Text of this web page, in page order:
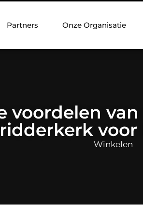
Partners Onze Organisatie
voordelen
ridderkerk voor
Winkelen